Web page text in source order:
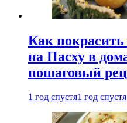
Как
на Пасху в
пошаговый
1 год спустя1 год спустя